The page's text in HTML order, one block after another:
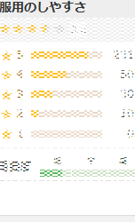
清アルブミン値（g/
しば高度の高リン
期的に血清無機リ
とが認められてい
が正常化しやすくな